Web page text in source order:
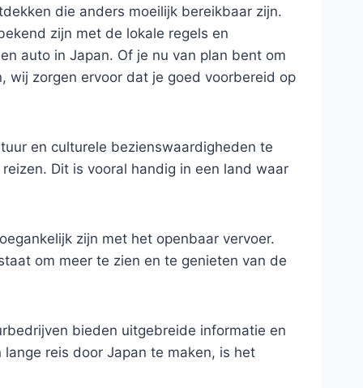
die anders moeilijk bereikbaar zijn.
zijn met de lokale regels en
auto in Japan. Of je nu van plan bent om
wij zorgen ervoor dat je goed voorbereid op
en culturele bezienswaardigheden te
Dit is vooral handig in een land waar
zijn met het openbaar vervoer.
om meer te zien en te genieten van de
bieden uitgebreide informatie en
reis door Japan te maken, is het